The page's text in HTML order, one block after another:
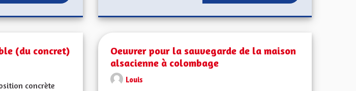
(du concret)
concrète
Oeuvrer pour la sauvegarde de la maison
alsacienne à colombage
Louis